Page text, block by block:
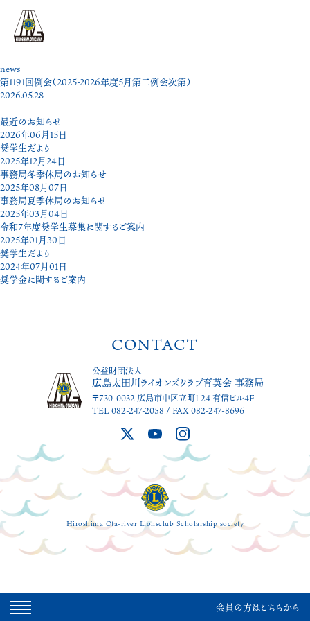
会員の方はこちらから
news
第1191回例会（2025-2026年度5月第二例会次第）
2026.05.28
最近のお知らせ
2026年06月15日
奨学生だより
2025年12月24日
事務局冬季休局のお知らせ
2025年08月07日
事務局夏季休局のお知らせ
2025年03月04日
令和7年度奨学生募集に関するご案内
2025年01月30日
奨学生だより
2024年07月01日
奨学金に関するご案内
CONTACT
公益財団法人
広島太田川ライオンズクラブ育英会 事務局
〒730-0032 広島市中区立町1-24 有信ビル4F
TEL 082-247-2058 / FAX 082-247-8696
Hiroshima Ota-river Lionsclub Scholarship society